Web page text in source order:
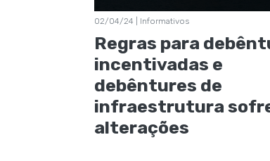
02/04/24 | Informativos
Regras para
incentivadas e
debêntures de
infraestrutura
alterações